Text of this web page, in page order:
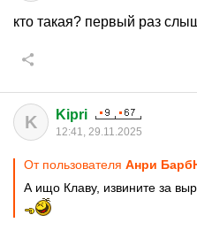
кто такая? первый раз
K Kipri
12:41, 29.11.2025
От пользователя Анри
А ищо Клаву, извините за